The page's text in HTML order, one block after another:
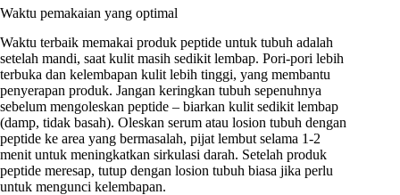
Waktu pemakaian yang optimal
Waktu terbaik memakai produk peptide untuk tubuh adalah
setelah mandi, saat kulit masih sedikit lembap. Pori-pori lebih
terbuka dan kelembapan kulit lebih tinggi, yang membantu
penyerapan produk. Jangan keringkan tubuh sepenuhnya
sebelum mengoleskan peptide – biarkan kulit sedikit lembap
(damp, tidak basah). Oleskan serum atau losion tubuh dengan
peptide ke area yang bermasalah, pijat lembut selama 1-2
menit untuk meningkatkan sirkulasi darah. Setelah produk
peptide meresap, tutup dengan losion tubuh biasa jika perlu
untuk mengunci kelembapan.